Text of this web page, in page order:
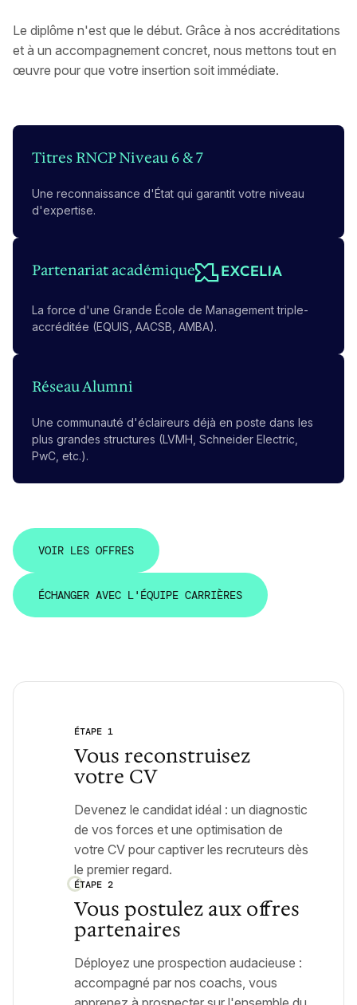
ÉTAPE 1
Vous reconstruisez
votre CV
Devenez le candidat idéal : un diagnostic
de vos forces et une optimisation de
votre CV pour captiver les recruteurs dès
le premier regard.
ÉTAPE 2
Vous postulez aux offres
partenaires
Déployez une prospection audacieuse :
accompagné par nos coachs, vous
Le diplôme n'est que le début. Grâce à nos accréditations
et à un accompagnement concret, nous mettons tout en
œuvre pour que votre insertion soit immédiate.
Titres RNCP Niveau 6 & 7
Une reconnaissance d'État qui garantit votre niveau
d'expertise.
Partenariat académique
La force d'une Grande École de Management triple-
accréditée (EQUIS, AACSB, AMBA).
Réseau Alumni
Une communauté d'éclaireurs déjà en poste dans les
plus grandes structures (LVMH, Schneider Electric,
PwC, etc.).
VOIR LES OFFRES
É
É
C
C
H
H
A
A
N
N
G
G
E
E
R
R
A
A
V
V
E
E
C
C
L
L
'
'
É
É
Q
Q
U
U
I
I
P
P
E
E
C
C
A
A
R
R
R
R
I
I
È
È
R
R
E
E
S
S